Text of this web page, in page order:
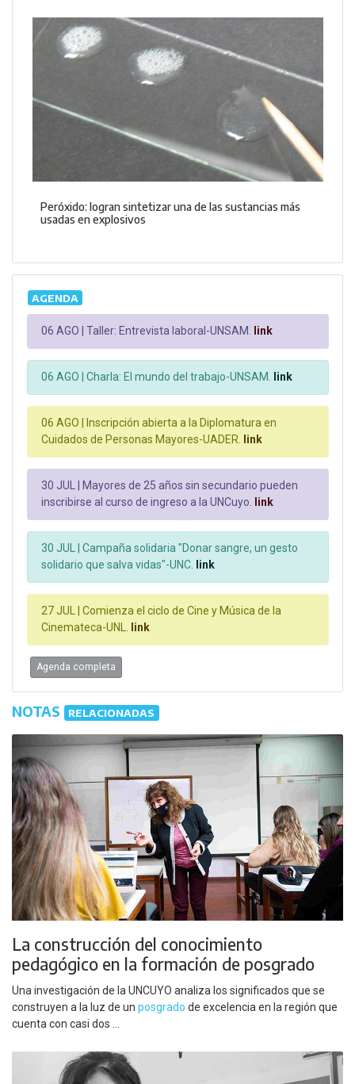
Peróxido: logran sintetizar una de las sustancias más
usadas en explosivos
AGENDA
06 AGO | Taller: Entrevista laboral-UNSAM. link
06 AGO | Charla: El mundo del trabajo-UNSAM. link
06 AGO |
Inscripción abierta a la Diplomatura en
Cuidados de Personas Mayores-UADER. link
30 JUL |
Mayores de 25 años sin secundario pueden
inscribirse al curso de ingreso a la UNCuyo. link
30 JUL | Campaña solidaria "Donar sangre, un gesto
solidario que salva vidas"-UNC. link
27 JUL | Comienza el ciclo de Cine y Música de la
Cinemateca-UNL. link
Agenda completa
NOTAS RELACIONADAS
La construcción del conocimiento
pedagógico en la formación de posgrado
Una investigación de la UNCUYO analiza los significados que se
construyen a la luz de un posgrado de excelencia en la región que
cuenta con casi dos ...